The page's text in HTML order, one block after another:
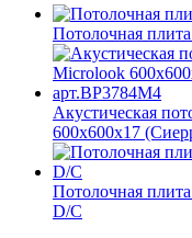
Потолочная
Акустическая
600x600x17
Потолочная
D/C